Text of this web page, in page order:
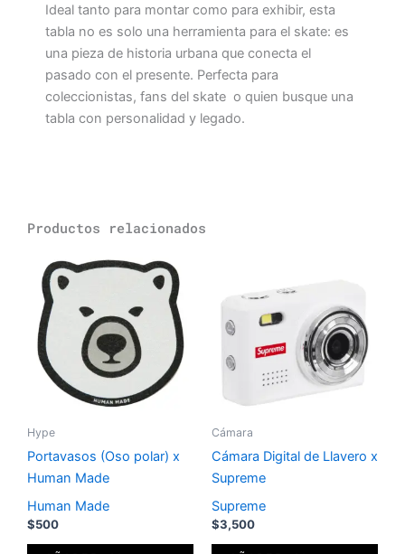
Ideal tanto para montar como para exhibir, esta
tabla no es solo una herramienta para el skate: es
una pieza de historia urbana que conecta el
pasado con el presente. Perfecta para
coleccionistas, fans del skate o quien busque una
tabla con personalidad y legado.
Productos relacionados
Hype
Portavasos (Oso polar) x
Human Made
Human Made
$500
Cámara
Cámara Digital de Llavero x
Supreme
Supreme
$3,500